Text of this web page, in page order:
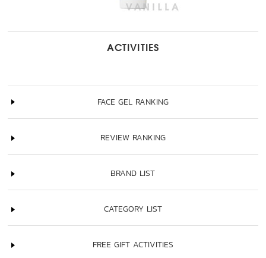
ACTIVITIES
FACE GEL RANKING
REVIEW RANKING
BRAND LIST
CATEGORY LIST
FREE GIFT ACTIVITIES